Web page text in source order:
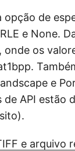
de
e None.
os
e
API estão
e arquivo